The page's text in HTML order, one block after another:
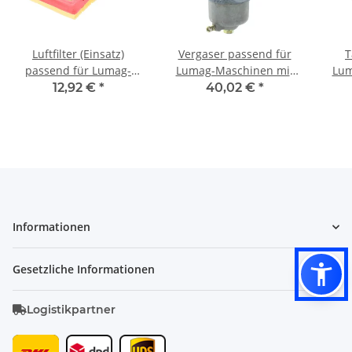
Luftfilter (Einsatz)
passend für Lumag-
Maschinen z.B.: VP60,
12,92 € *
Vergaser passend für
Lumag-Maschinen mit
G154F Motor
40,02 € *
Informationen
Gesetzliche Informationen
Logistikpartner